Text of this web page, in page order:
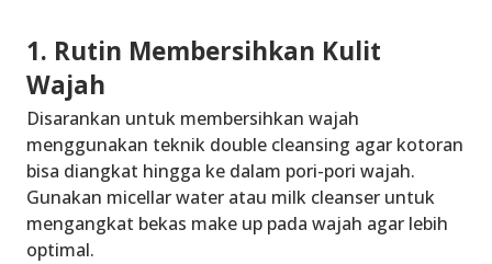
1. Rutin Membersihkan Kulit
Wajah
Disarankan untuk membersihkan wajah
menggunakan teknik double cleansing agar kotoran
bisa diangkat hingga ke dalam pori-pori wajah.
Gunakan micellar water atau milk cleanser untuk
mengangkat bekas make up pada wajah agar lebih
optimal.